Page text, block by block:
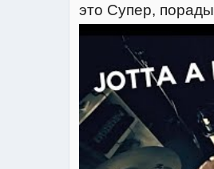
это Супер,